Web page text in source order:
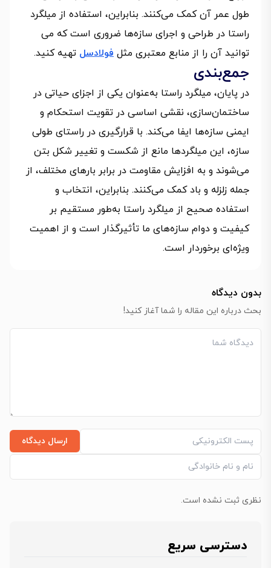
طول عمر آن کمک می‌کنند. بنابراین، استفاده از میلگرد
راستا در طراحی و اجرای سازه‌ها ضروری است که می
توانید آن را از منابع معتبری مثل فولادسل تهیه کنید.
جمع‌بندی
در پایان، میلگرد راستا به‌عنوان یکی از اجزای حیاتی در
ساختمان‌سازی، نقشی اساسی در تقویت استحکام و
ایمنی سازه‌ها ایفا می‌کند. با قرارگیری در راستای طولی
سازه، این میلگردها مانع از شکست و تغییر شکل بتن
می‌شوند و به افزایش مقاومت در برابر بارهای مختلف، از
جمله زلزله و باد کمک می‌کنند. بنابراین، انتخاب و
استفاده صحیح از میلگرد راستا به‌طور مستقیم بر
کیفیت و دوام سازه‌های ما تأثیرگذار است و از اهمیت
ویژه‌ای برخوردار است.
بدون دیدگاه
بحث درباره این مقاله را شما آغاز کنید!
ارسال دیدگاه
نظری ثبت نشده است.
دسترسی سریع